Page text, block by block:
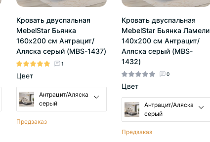
Кровать двуспальная
MebelStar Бьянка
160x200 см Антрацит/
Аляска серый (MBS-1437)
Цвет
Антрацит/Аляска
серый
Предзаказ
1
Кровать двуспальная
MebelStar Бьянка Ламели
140x200 см Антрацит/
Аляска серый (MBS-
1432)
Цвет
Антрацит/Аляска
серый
Предзаказ
0